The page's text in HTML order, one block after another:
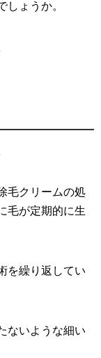
しょうか。
毛クリームの処
毛が定期的に生
を繰り返してい
ないような細い